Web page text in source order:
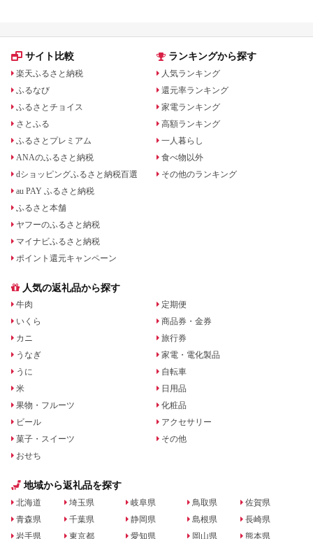
サイト比較
楽天ふるさと納税
ふるなび
ふるさとチョイス
さとふる
ふるさとプレミアム
ANAのふるさと納税
dショッピングふるさと納税百選
au PAY ふるさと納税
ふるさと本舗
ヤフーのふるさと納税
マイナビふるさと納税
ポイント還元キャンペーン
ランキングから探す
人気ランキング
還元率ランキング
家電ランキング
高額ランキング
一人暮らし
食べ物以外
その他のランキング
人気の返礼品から探す
牛肉
いくら
カニ
うなぎ
うに
米
果物・フルーツ
ビール
菓子・スイーツ
おせち
定期便
商品券・金券
旅行券
家電・電化製品
自転車
日用品
化粧品
アクセサリー
その他
地域から返礼品を探す
北海道
青森県
岩手県
埼玉県
千葉県
東京都
岐阜県
静岡県
愛知県
鳥取県
島根県
岡山県
佐賀県
長崎県
熊本県